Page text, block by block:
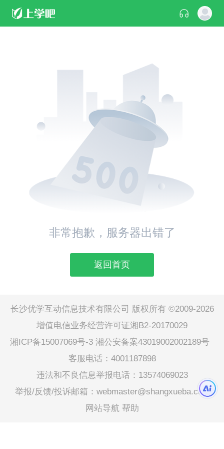
非常抱歉，服务器出错了
返回首页
长沙优学互动信息技术有限公司 版权所有 ©2009-2026
增值电信业务经营许可证湘B2-20170029
湘ICP备15007069号-3 湘公安备案43019002002189号
客服电话：4001187898
违法和不良信息举报电话：13574069023
举报/反馈/投诉邮箱：webmaster@shangxueba.com
网站导航 帮助